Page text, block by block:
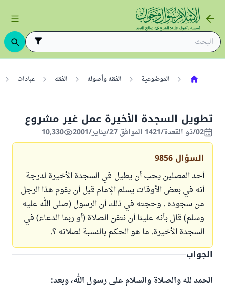
الموضوعية الفقه وأصوله الفقه عبادات
تطويل السجدة الأخيرة عمل غير مشروع
02/ذو القعدة/1421 الموافق 27/يناير/2001 10,330
السؤال 9856
أحد المصلين يحب أن يطيل في السجدة الأخيرة لدرجة
أنه في بعض الأوقات يسلم الإمام قبل أن يقوم هذا الرجل
من سجوده . وحجته في ذلك أن الرسول (صلى الله عليه
وسلم) قال بأنه علينا أن نتقن الصلاة (أو ربما الدعاء) في
السجدة الأخيرة. ما هو الحكم بالنسبة لصلاته ؟.
الجواب
الحمد لله والصلاة والسلام على رسول الله، وبعد: